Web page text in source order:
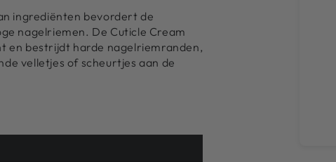
ingrediënten bevordert de
nagelriemen. De Cuticle Cream
en bestrijdt harde nagelriemranden,
velletjes of scheurtjes aan de